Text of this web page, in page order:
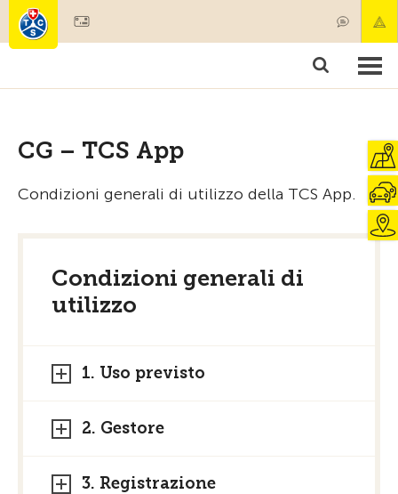
Societariato & prestazioni
CG – TCS App
Condizioni generali di utilizzo della TCS App.
Condizioni generali di
utilizzo
1. Uso previsto
2. Gestore
3. Registrazione